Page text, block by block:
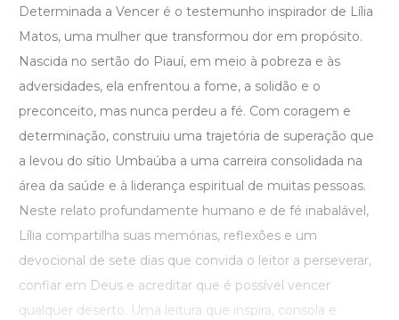
Determinada a Vencer é o testemunho inspirador de Lília
Matos, uma mulher que transformou dor em propósito.
Nascida no sertão do Piauí, em meio à pobreza e às
adversidades, ela enfrentou a fome, a solidão e o
preconceito, mas nunca perdeu a fé. Com coragem e
determinação, construiu uma trajetória de superação que
a levou do sítio Umbaúba a uma carreira consolidada na
área da saúde e à liderança espiritual de muitas pessoas.
Neste relato profundamente humano e de fé inabalável,
Lília compartilha suas memórias, reflexões e um
devocional de sete dias que convida o leitor a perseverar,
confiar em Deus e acreditar que é possível vencer
qualquer deserto. Uma leitura que inspira, consola e